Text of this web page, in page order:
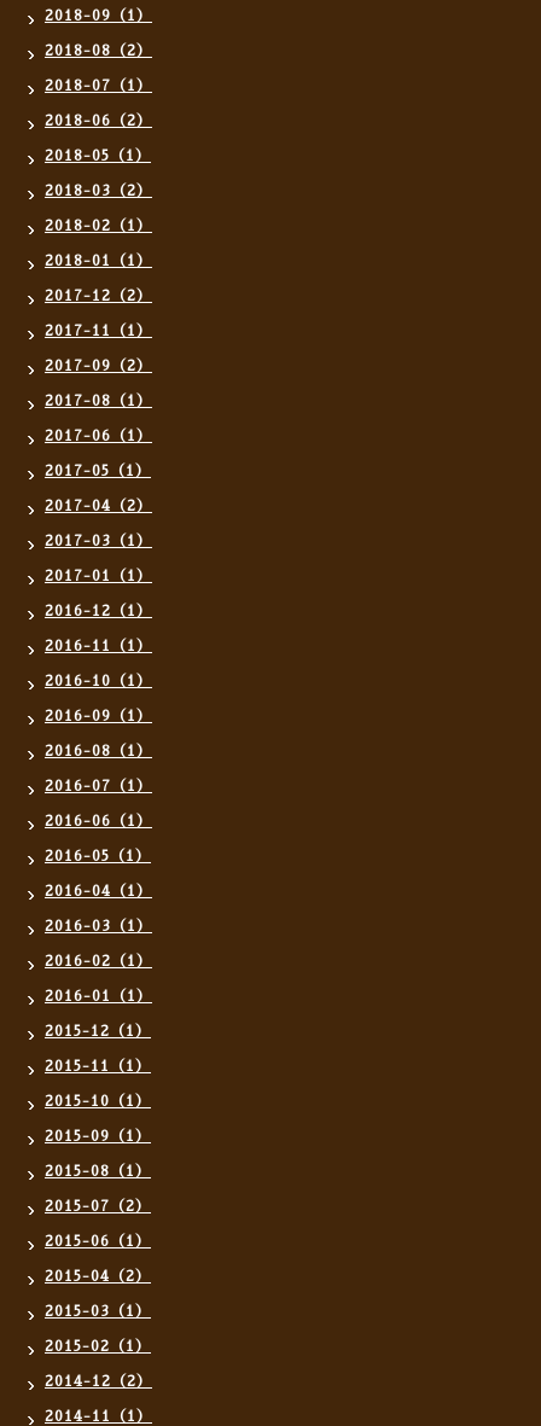
2018-09（1）
2018-08（2）
2018-07（1）
2018-06（2）
2018-05（1）
2018-03（2）
2018-02（1）
2018-01（1）
2017-12（2）
2017-11（1）
2017-09（2）
2017-08（1）
2017-06（1）
2017-05（1）
2017-04（2）
2017-03（1）
2017-01（1）
2016-12（1）
2016-11（1）
2016-10（1）
2016-09（1）
2016-08（1）
2016-07（1）
2016-06（1）
2016-05（1）
2016-04（1）
2016-03（1）
2016-02（1）
2016-01（1）
2015-12（1）
2015-11（1）
2015-10（1）
2015-09（1）
2015-08（1）
2015-07（2）
2015-06（1）
2015-04（2）
2015-03（1）
2015-02（1）
2014-12（2）
2014-11（1）